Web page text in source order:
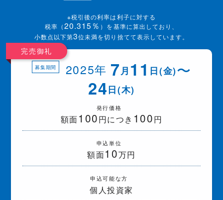
※税引後の利率は利子に対する
税率（20.315％ ）を基準に算出しており、
小数点以下第3位未満を切り捨てて表示しています。
完売御礼
募集期間 2025年 7月 11 日(金)〜
24日(木)
発行価格
額面100円につき 100円
申込単位
額面10万円
申込可能な方
個人投資家